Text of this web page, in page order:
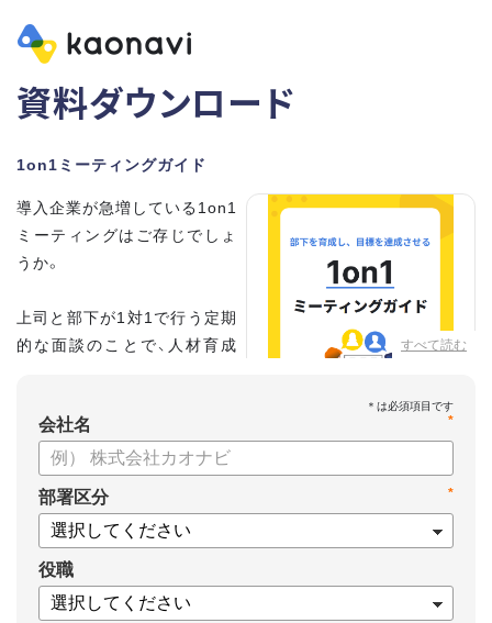
資料ダウンロード
1on1ミーティングガイド
すべて読む
導入企業が急増している1on1
ミーティングはご存じでしょ
うか。
上司と部下が1対1で行う定期
的な面談のことで、人材育成
こちらの資料では、
・1on1とは何か？
・1on1の基本的なやり方
・ 1on1 の基本アジェンダと質問例
についてまとめましたので、ぜひお役立てください。
*
会社名
*
部署区分
役職